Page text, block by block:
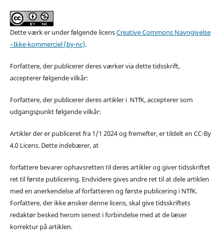
Dette værk er under følgende licensCreative Commons Navngivelse
–Ikke-kommerciel (by-nc).
Forfattere, der publicerer deres værker via dette tidsskrift,
accepterer følgende vilkår:
Forfattere, der publicerer deres artikler i NTfK, accepterer som
udgangspunkt følgende vilkår:
Artikler der er publiceret fra 1/1 2024 og fremefter, er tildelt en CC-By
4.0 Licens. Dette indebærer, at
forfattere bevarer ophavsretten til deres artikler og giver tidsskriftet
ret til første publicering. Endvidere gives andre ret til at dele artiklen
med en anerkendelse af forfatteren og første publicering i NTfK.
Forfattere, der ikke ønsker denne licens, skal give tidsskriftets
redaktør besked herom senest i forbindelse med at de læser
korrektur på artiklen.